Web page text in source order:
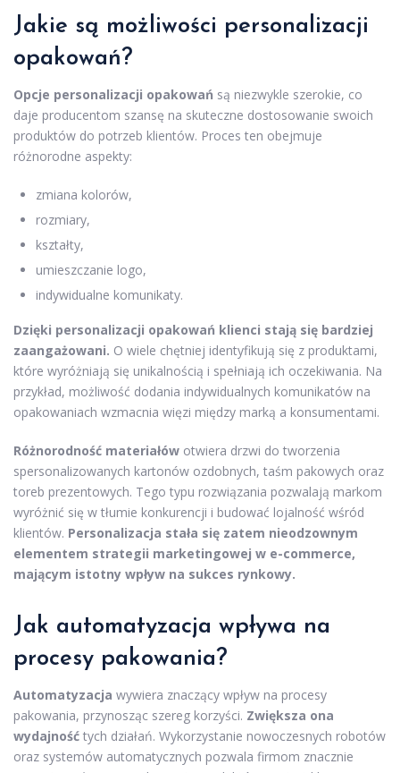
Jakie są możliwości personalizacji
opakowań?
Opcje personalizacji opakowań są niezwykle szerokie, co
daje producentom szansę na skuteczne dostosowanie swoich
produktów do potrzeb klientów. Proces ten obejmuje
różnorodne aspekty:
zmiana kolorów,
rozmiary,
kształty,
umieszczanie logo,
indywidualne komunikaty.
Dzięki personalizacji opakowań klienci stają się bardziej
zaangażowani. O wiele chętniej identyfikują się z produktami,
które wyróżniają się unikalnością i spełniają ich oczekiwania. Na
przykład, możliwość dodania indywidualnych komunikatów na
opakowaniach wzmacnia więzi między marką a konsumentami.
Różnorodność materiałów otwiera drzwi do tworzenia
spersonalizowanych kartonów ozdobnych, taśm pakowych oraz
toreb prezentowych. Tego typu rozwiązania pozwalają markom
wyróżnić się w tłumie konkurencji i budować lojalność wśród
klientów. Personalizacja stała się zatem nieodzownym
elementem strategii marketingowej w e-commerce,
mającym istotny wpływ na sukces rynkowy.
Jak automatyzacja wpływa na
procesy pakowania?
Automatyzacja wywiera znaczący wpływ na procesy
pakowania, przynosząc szereg korzyści. Zwiększa ona
wydajność tych działań. Wykorzystanie nowoczesnych robotów
oraz systemów automatycznych pozwala firmom znacznie